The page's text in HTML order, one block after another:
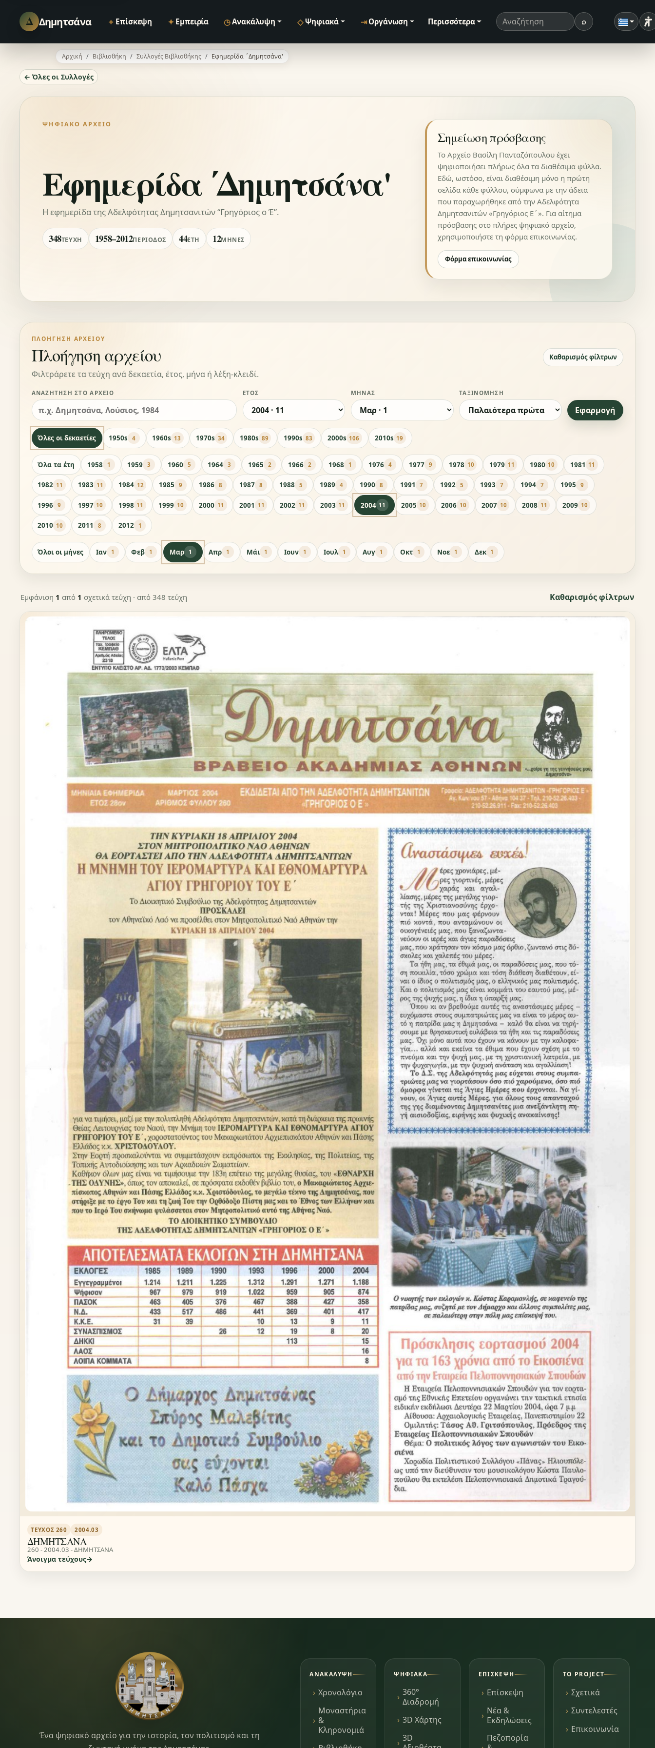
Δ Δημητσάνα ⌖ Επίσκεψη ✦ Εμπειρία ◷Ανακάλυψη ◇ Ψηφιακά ⇥ Οργάνωση Περισσότερα Όρος αναζήτησης ⌕Αναζήτηση
Αρχική Βιβλιοθήκη Συλλογές Βιβλιοθήκης Εφημερίδα ΄Δημητσάνα'
← Όλες οι Συλλογές
ΨΗΦΙΑΚΌ ΑΡΧΕΊΟ
Εφημερίδα ΄Δημητσάνα'
Η εφημερίδα της Αδελφότητας Δημητσανιτών “Γρηγόριος ο Έ”.
348ΤΕΎΧΗ 1958–2012ΠΕΡΊΟΔΟΣ 44ΈΤΗ 12ΜΉΝΕΣ
Σημείωση πρόσβασης
Το Αρχείο Βασίλη Πανταζόπουλου έχει
ψηφιοποιήσει πλήρως όλα τα διαθέσιμα φύλλα.
Εδώ, ωστόσο, είναι διαθέσιμη μόνο η πρώτη
σελίδα κάθε φύλλου, σύμφωνα με την άδεια
που παραχωρήθηκε από την Αδελφότητα
Δημητσανιτών «Γρηγόριος Ε΄». Για αίτημα
πρόσβασης στο πλήρες ψηφιακό αρχείο,
χρησιμοποιήστε τη φόρμα επικοινωνίας.
Φόρμα επικοινωνίας
ΠΛΟΉΓΗΣΗ ΑΡΧΕΊΟΥ
Πλοήγηση αρχείου
Φιλτράρετε τα τεύχη ανά δεκαετία, έτος, μήνα ή λέξη-κλειδί.
Καθαρισμός φίλτρων
ΑΝΑΖΉΤΗΣΗ ΣΤΟ ΑΡΧΕΊΟ ΈΤΟΣ ΜΉΝΑΣ ΤΑΞΙΝΌΜΗΣΗ
Εφαρμογή
Όλες οι δεκαετίες 1950s 4 1960s 13 1970s 34 1980s 89 1990s 83 2000s 106 2010s 19
Όλα τα έτη 1958 1 1959 3 1960 5 1964 3 1965 2 1966 2 1968 1 1976 4 1977 9 1978 10 1979 11 1980 10 1981 11
1982 11 1983 11 1984 12 1985 9 1986 8 1987 8 1988 5 1989 4 1990 8 1991 7 1992 5 1993 7 1994 7 1995 9
1996 9 1997 10 1998 11 1999 10 2000 11 2001 11 2002 11 2003 11 2004 11 2005 10 2006 10 2007 10 2008 11 2009 10
2010 10 2011 8 2012 1
Όλοι οι μήνες Ιαν 1 Φεβ 1 Μαρ 1 Απρ 1 Μάι 1 Ιουν 1 Ιουλ 1 Αυγ 1 Οκτ 1 Νοε 1 Δεκ 1
Εμφάνιση 1 από 1 σχετικά τεύχη · από 348 τεύχη Καθαρισμός φίλτρων
ΤΕΎΧΟΣ 260 2004.03
ΔΗΜΗΤΣΑΝΑ
260 - 2004.03 - ΔΗΜΗΤΣΑΝΑ
Άνοιγμα τεύχους
Dimitsana.gr
Ένα ψηφιακό αρχείο για την ιστορία, τον πολιτισμό και τη
ΑΝΑΚΆΛΥΨΗ
Χρονολόγιο
Μοναστήρια
&
Κληρονομιά
ΨΗΦΙΑΚΆ
360°
Διαδρομή
3D Χάρτης
3D
ΕΠΊΣΚΕΨΗ
Επίσκεψη
Νέα &
Εκδηλώσεις
Πεζοπορία
ΤΟ PROJECT
Σχετικά
Συντελεστές
Επικοινωνία